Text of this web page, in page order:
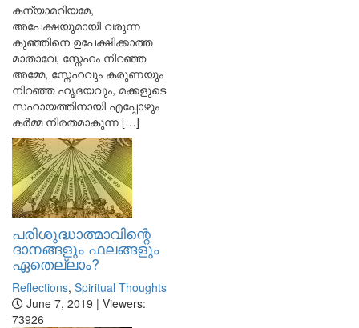
കന്യാമറിയമേ,
അപേക്ഷയുമായി വരുന്ന
കുഞ്ഞിനെ ഉപേക്ഷിക്കാത്ത
മാതാവേ, സ്നേഹം നിറഞ്ഞ
അമ്മേ, സ്നേഹവും കരുണയും
നിറഞ്ഞ ഹൃദയവും, മക്കളുടെ
സഹായത്തിനായി എപ്പോഴും
കർമ്മ നിരതമാകുന്ന […]
പരിശുദ്ധാത്മാവിന്റെ
ദാനങ്ങളും ഫലങ്ങളും
ഏതെല്ലാം?
Reflections, Spiritual Thoughts
June 7, 2019 | Viewers:
73926